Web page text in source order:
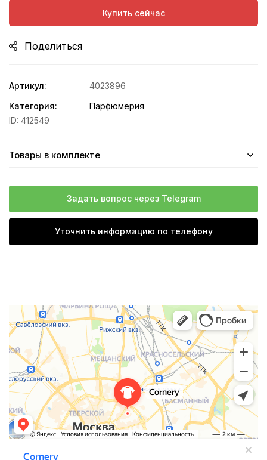
Купить сейчас
Поделиться
Артикул:
4023896
Категория:
Парфюмерия
ID: 412549
Товары в комплекте
Задать вопрос через Telegram
Уточнить информацию по телефону